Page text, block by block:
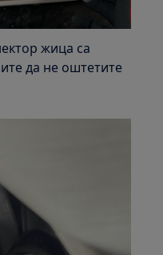
жица са
да не оштетите